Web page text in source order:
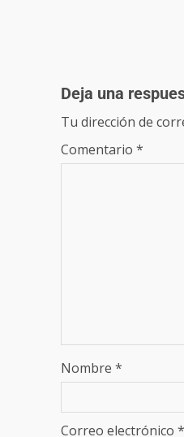
Deja una
Tu dirección de
Comentario *
Nombre *
Correo electrónico *